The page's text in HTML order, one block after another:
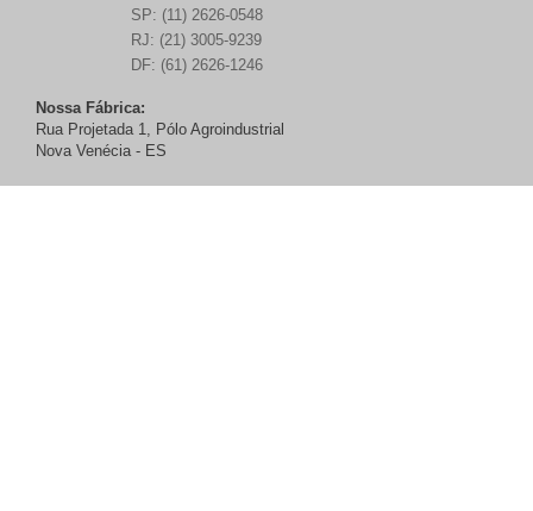
SP: (11) 2626-0548
RJ: (21) 3005-9239
DF: (61) 2626-1246
Nossa Fábrica:
Rua Projetada 1, Pólo Agroindustrial
Nova Venécia - ES